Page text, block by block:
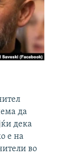
да
дека
е на
во